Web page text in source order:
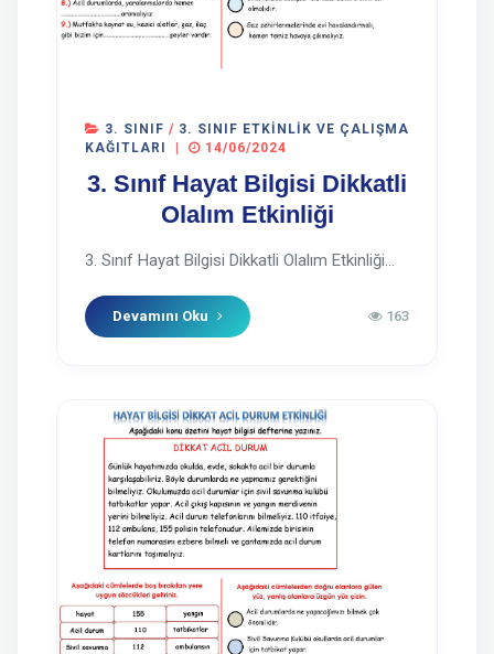
3. SINIF / 3. SINIF ETKINLIK VE ÇALIŞMA
KAĞITLARI
14/06/2024
3. Sınıf Hayat Bilgisi Dikkatli
Olalım Etkinliği
3. Sınıf Hayat Bilgisi Dikkatli Olalım Etkinliği...
Devamını Oku 163